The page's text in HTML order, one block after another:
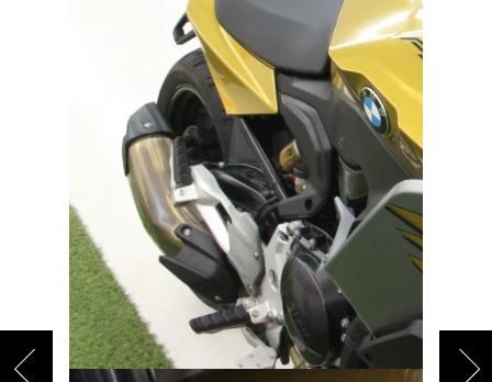
バイク館ではお乗り出しまでに必要
な概算のお支払総額を表示しており
ます。
「お問い合わせ・来店予約」ボタンより